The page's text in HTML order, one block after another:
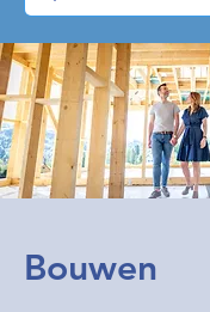
Bouwen